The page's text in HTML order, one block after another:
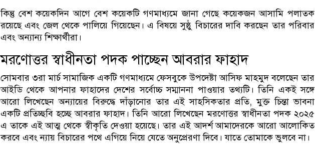
কিন্তু বেশ কয়েকদিন আগে বেশ কয়েকটি গণমাধ্যমে জানা গেছে কয়েকজন আসামি পলাতক
রয়েছে এবং জেল থেকে পালিয়ে গিয়েছেন। এ বিষয়ে সুষ্ঠু বিচারের দাবি করছেন তার পরিবার
এবং অন্যান্য শিক্ষার্থীরা।
মরণোত্তর স্বাধীনতা পদক পাচ্ছেন আবরার ফাহাদ
সোমবার ৩রা মার্চ সামাজিক একটি গণমাধ্যমে ফেসবুকে উপদেষ্টা আসিফ মাহমুদ বলেছেন তার
আইডি থেকে আপনার ফাহাদের দেশের সর্বোচ্চ সম্মাননা পাওয়ার তথ্যটি। তিনি একই সঙ্গে
আরো লিখেছেন অন্যায়ের বিরুদ্ধে দাঁড়ানোর তার এই সাহসিকতার প্রতি, মুক্ত চিন্তা ভাবনা
একটি প্রতিচ্ছবি হচ্ছে আবরার ফাহাদ। তিনি আরো লিখেছেন মরণোত্তর স্বাধীনতা পদক ২০২৫
এ তাকে এই আত্ম থেকে স্বীকৃতি দেওয়া হয়েছে। তার এই আদর্শ আমাদেরকে আরো আলোকিত
করবে এবং ন্যায় বিচারের পথে এগিয়ে নিয়ে যেতে অনুপ্রেরণা দিবে। যাতে তোমাকে ভুলবে না।